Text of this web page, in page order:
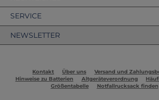
SERVICE
NEWSLETTER
Kontakt Über uns
Versand und
Hinweise zu Batterien
Altgeräteverordnung
Größentabelle
Notfallrucksack finden